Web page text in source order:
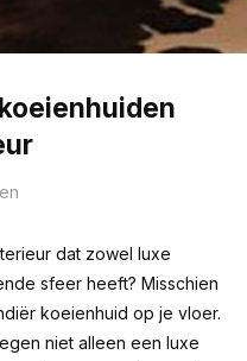
dat zowel luxe
sfeer heeft? Misschien
koeienhuid op je vloer.
niet alleen een luxe